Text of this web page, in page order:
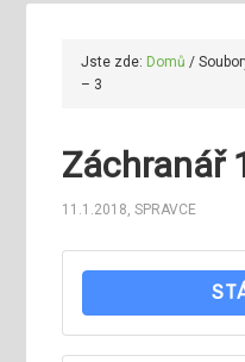
Jste zde: Domů /
– 3
Záchranář
11.1.2018,SPRAVCE